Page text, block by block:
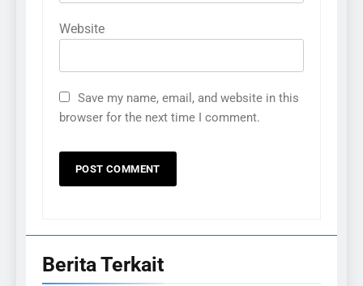
Website
Save my name, email, and website in this
browser for the next time I comment.
Berita Terkait